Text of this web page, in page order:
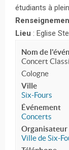
étudiants à
Lieu : Eglise
Nom de
Concert
Cologne
Ville
Six-Fours
Événement
Concerts
Organisateur
Ville de Six-